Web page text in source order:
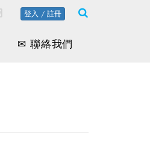
登入 / 註冊
✉ 聯絡我們